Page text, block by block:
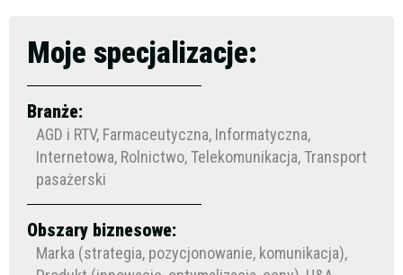
Moje specjalizacje:
Branże:
AGD i RTV, Farmaceutyczna, Informatyczna,
Internetowa, Rolnictwo, Telekomunikacja, Transport
pasażerski
Obszary biznesowe:
Marka (strategia, pozycjonowanie, komunikacja),